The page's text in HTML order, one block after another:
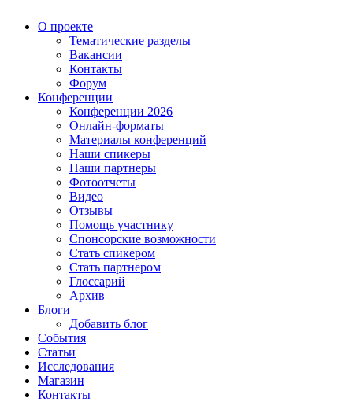
О проекте
Тематические разделы
Вакансии
Контакты
Форум
Конференции
Конференции 2026
Онлайн-форматы
Материалы конференций
Наши спикеры
Наши партнеры
Фотоотчеты
Видео
Отзывы
Помощь участнику
Спонсорские возможности
Стать спикером
Стать партнером
Глоссарий
Архив
Блоги
Добавить блог
События
Статьи
Исследования
Магазин
Контакты